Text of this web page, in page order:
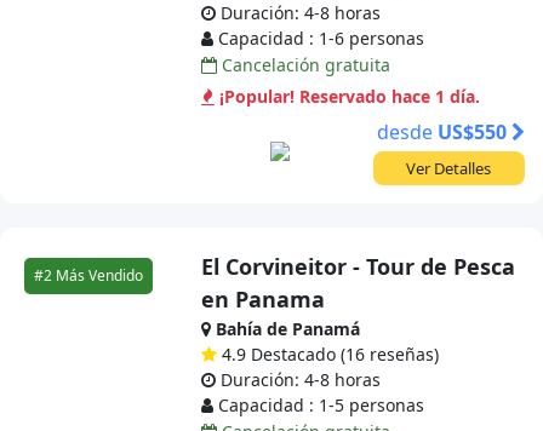
Duración: 4-8 horas
Capacidad : 1-6 personas
Cancelación gratuita
¡Popular! Reservado hace 1 día.
desde US$550
Ver Detalles
#2 Más Vendido
El Corvineitor - Tour de Pesca
en Panama
Bahía de Panamá
4.9 Destacado (16 reseñas)
Duración: 4-8 horas
Capacidad : 1-5 personas